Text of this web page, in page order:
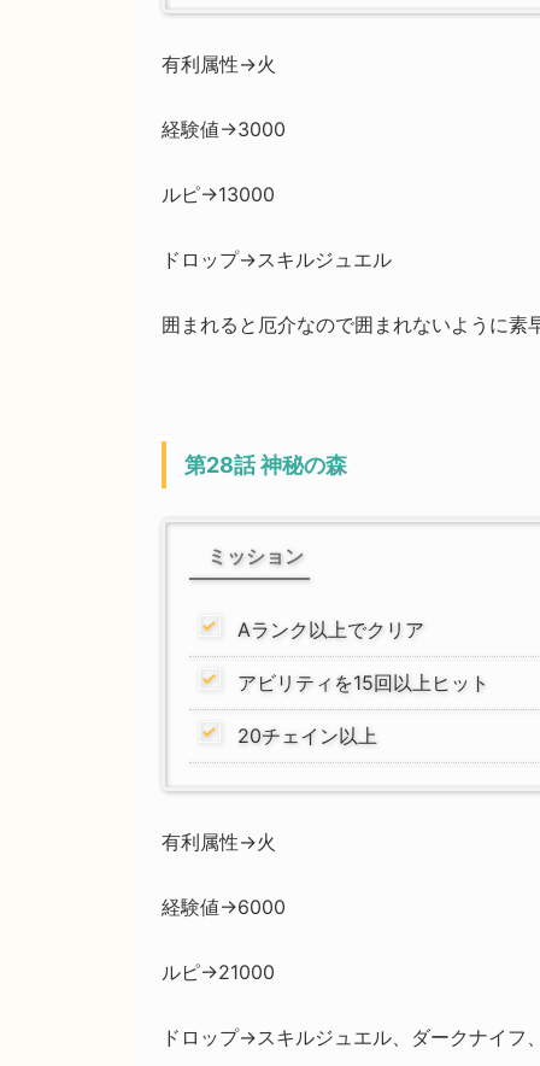
有利属性→火
経験値→3000
ルピ→13000
ドロップ→スキルジュエル
囲まれると厄介なので囲まれないように素
第28話 神秘の森
ミッション
Aランク以上でクリア
アビリティを15回以上ヒット
20チェイン以上
有利属性→火
経験値→6000
ルピ→21000
ドロップ→スキルジュエル、ダークナイフ